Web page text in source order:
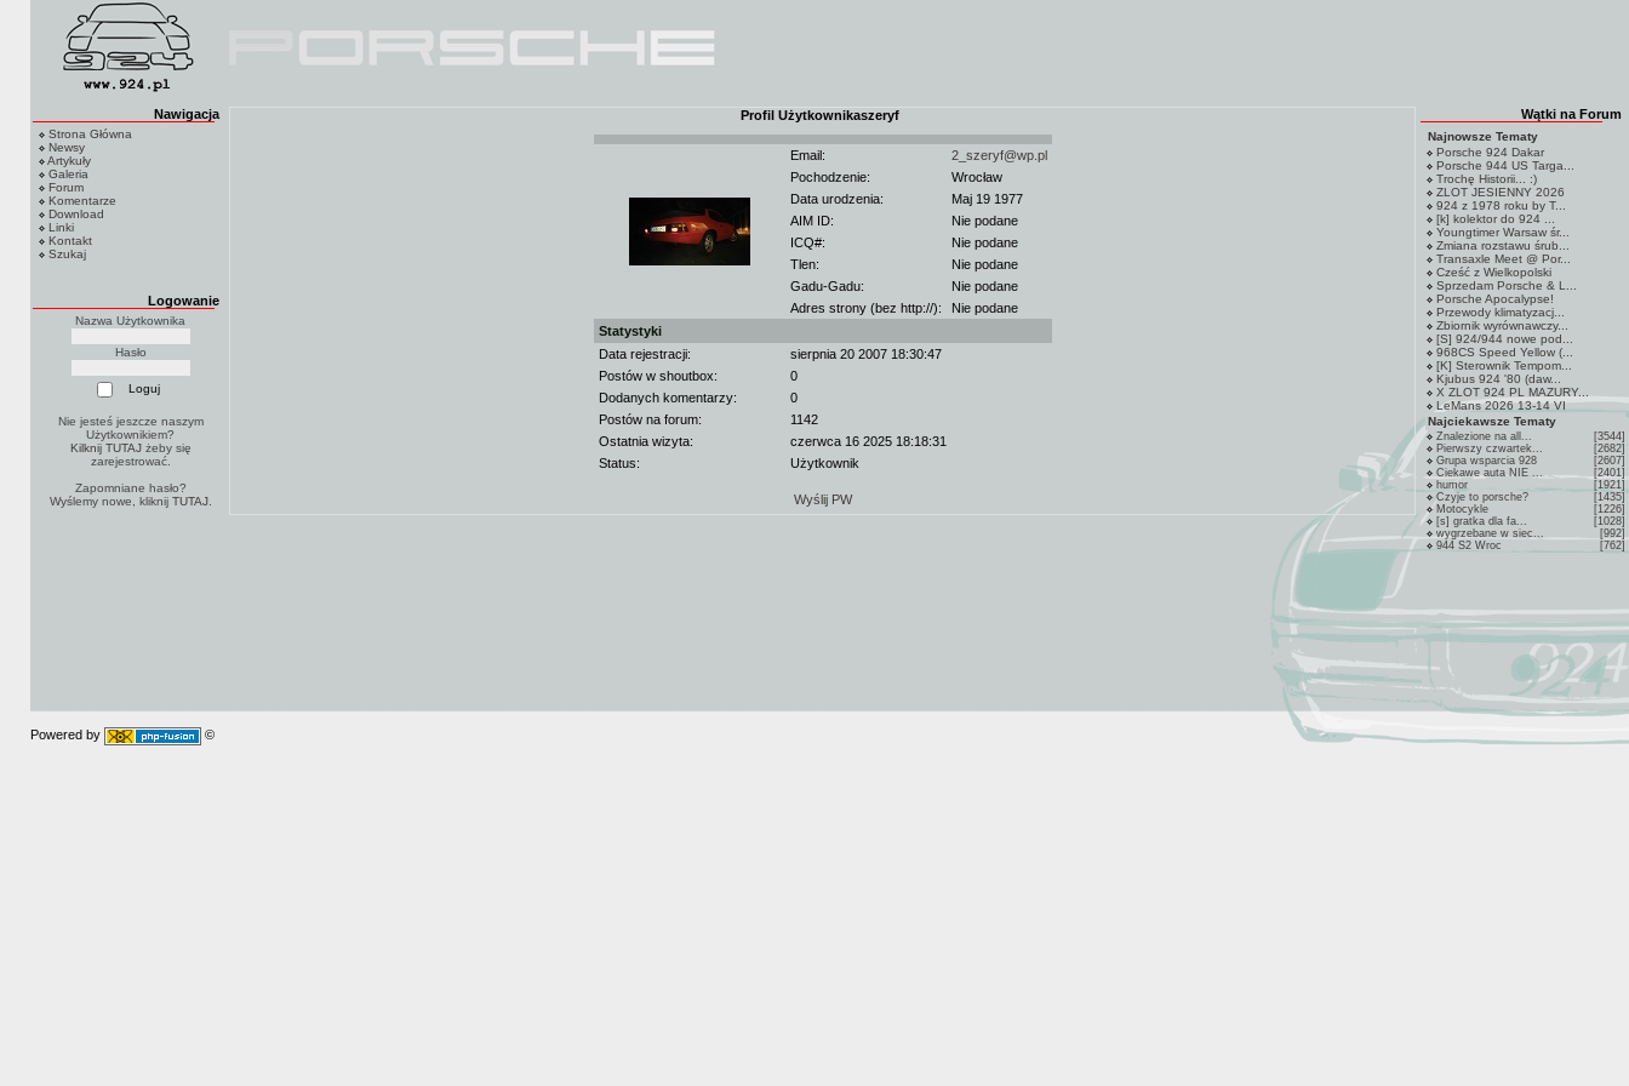
Nawigacja
Strona Główna
Newsy
Artykuły
Galeria
Forum
Komentarze
Download
Linki
Kontakt
Szukaj
Logowanie
Nazwa Użytkownika
Hasło
Nie jesteś jeszcze naszym
Użytkownikiem?
Kilknij TUTAJżeby się
zarejestrować.
Zapomniane hasło?
Wyślemy nowe, kliknij TUTAJ.
Profil Użytkownikaszeryf
Email:
2_szeryf@wp.pl
Pochodzenie:
Wrocław
Data urodzenia:
Maj 19 1977
AIM ID:
Nie podane
ICQ#:
Nie podane
Tlen:
Nie podane
Gadu-Gadu:
Nie podane
Adres strony (bez http://):
Nie podane
Statystyki
Data rejestracji:
sierpnia 20 2007 18:30:47
Postów w shoutbox:
0
Dodanych komentarzy:
0
Postów na forum:
1142
Ostatnia wizyta:
czerwca 16 2025 18:18:31
Status:
Użytkownik
Wyślij PW
Wątki na Forum
Najnowsze Tematy
Porsche 924 Dakar
Porsche 944 US Targa...
Trochę Historii... :)
ZLOT JESIENNY 2026
924 z 1978 roku by T...
[k] kolektor do 924 ...
Youngtimer Warsaw śr...
Zmiana rozstawu śrub...
Transaxle Meet @ Por...
Cześć z Wielkopolski
Sprzedam Porsche & L...
Porsche Apocalypse!
Przewody klimatyzacj...
Zbiornik wyrównawczy...
[S] 924/944 nowe pod...
968CS Speed Yellow (...
[K] Sterownik Tempom...
Kjubus 924 '80 (daw...
X ZLOT 924 PL MAZURY...
LeMans 2026 13-14 VI
Najciekawsze Tematy
Znalezione na all...
[3544]
Pierwszy czwartek...
[2682]
Grupa wsparcia 928
[2607]
Ciekawe auta NIE ...
[2401]
humor
[1921]
Czyje to porsche?
[1435]
Motocykle
[1226]
[s] gratka dla fa...
[1028]
wygrzebane w siec...
[992]
944 S2 Wroc
[762]
Powered by ©